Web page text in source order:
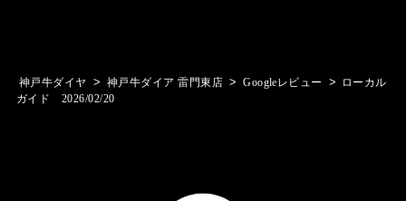
神戸牛ダイヤ > 神戸牛ダイア 雷門東店 > Googleレビュー >
ローカル
ガイド 2026/02/20